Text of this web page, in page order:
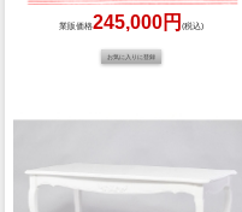
業販価格245,000円(税込)